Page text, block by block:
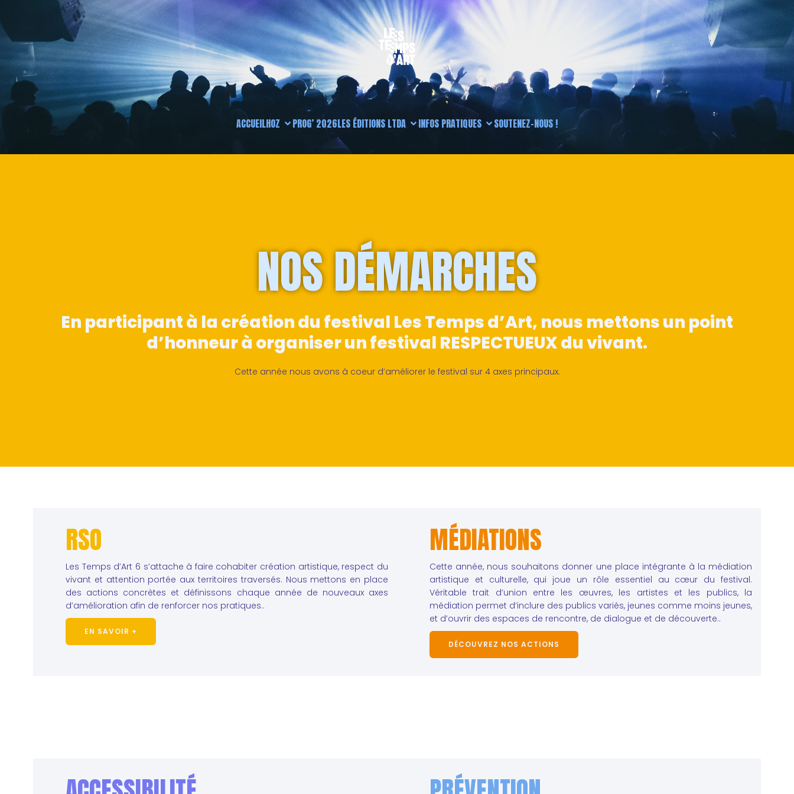
ACCUEILHOZ PROG’ 2026LES ÉDITIONS LTDA INFOS PRATIQUES SOUTENEZ-NOUS !
NOS DÉMARCHES
En participant à la création du festival Les Temps d’Art, nous mettons un point
d’honneur à organiser un festival RESPECTUEUX du vivant.
Cette année nous avons à coeur d’améliorer le festival sur 4 axes principaux.
RSO
Les Temps d’Art 6 s’attache à faire cohabiter création artistique, respect du
vivant et attention portée aux territoires traversés. Nous mettons en place
des actions concrètes et définissons chaque année de nouveaux axes
d’amélioration afin de renforcer nos pratiques..
EN SAVOIR +
MÉDIATIONS
Cette année, nous souhaitons donner une place intégrante à la médiation
artistique et culturelle, qui joue un rôle essentiel au cœur du festival.
Véritable trait d’union entre les œuvres, les artistes et les publics, la
médiation permet d’inclure des publics variés, jeunes comme moins jeunes,
et d’ouvrir des espaces de rencontre, de dialogue et de découverte..
DÉCOUVREZ NOS ACTIONS